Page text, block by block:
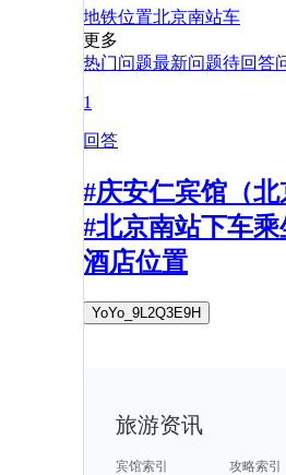
地铁位置北京南站车
更多
热门问题最新问题待回答
1
回答
#庆安仁宾馆（北
#北京南站下车
酒店位置
YoYo_9L2Q3E9H
旅游资讯
宾馆索引
攻略索引